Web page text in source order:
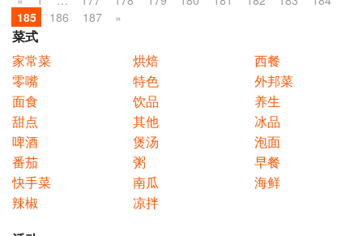
185
186 187 »
菜式
家常菜
烘焙
西餐
零嘴
特色
外邦菜
面食
饮品
养生
甜点
其他
冰品
啤酒
煲汤
泡面
番茄
粥
早餐
快手菜
南瓜
海鲜
辣椒
凉拌